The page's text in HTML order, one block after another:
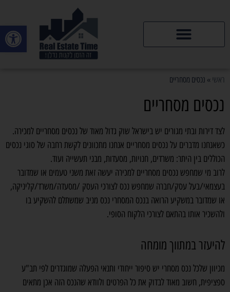
פתח
ראשי » נכסים מסחריים
נכסים מסחריים
לצד דירות ובתי מגורים יש בישראל שוק גדול מאוד של נכסים מסחריים למכירה.
כשאנחנו מדברים על נכסים מסחריים אנחנו מתכוונים לקשת רחבה של סוגי נכסים
הכוללים בין היתר: משרדים, חנויות, מסעדות, מבני תעשייה ועוד.
לרוב מי שמחפש נכסים מסחריים למכירה יעשה זאת משני טעמים או שמדובר
בעצמאי/בעל עסק/חברה שמחפש נכס לצורכי העסק /מסעדה/משרד/קליניקה,
או שמדובר במשקיע הרואה בנכס המסחרי נכס מניב שמשתלם להשקיע בו
ולהשכיר אותו בהתאם לצורכי הלקוח הסופי.
להיעזר במתווך מומחה
מכיוון שלכל נכס מסחרי יש סיפור ייחודי ותנאי הפעלה שמוגדרים לפי תב"ע
ספציפית, חשוב מאוד לבדוק את כל הפרטים ולוודא שהנכס הזה אכן מתאים